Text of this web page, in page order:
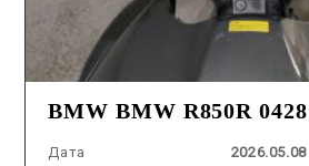
BMW BMW R850R 0428
Дата 2026.05.08